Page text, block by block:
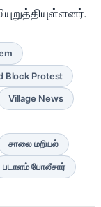
Block Protest
Village News
சாலை மறியல்
படாளம் போலீசார்